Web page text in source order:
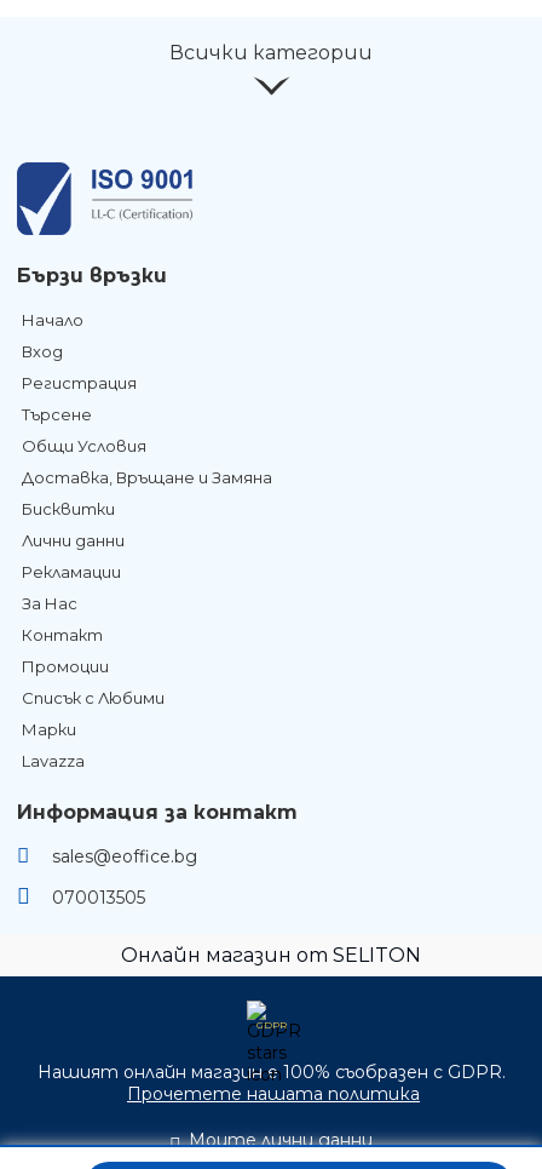
Всички категории
Бързи връзки
Начало
Вход
Регистрация
Търсене
Общи Условия
Доставка, Връщане и Замяна
Бисквитки
Лични данни
Рекламации
За Нас
Контакт
Промоции
Списък с Любими
Марки
Lavazza
Информация за контакт
sales@eoffice.bg
070013505
Онлайн магазин от SELITON
GDPR
Нашият онлайн магазин е 100% съобразен с GDPR.
Прочетете нашата политика
Моите лични данни